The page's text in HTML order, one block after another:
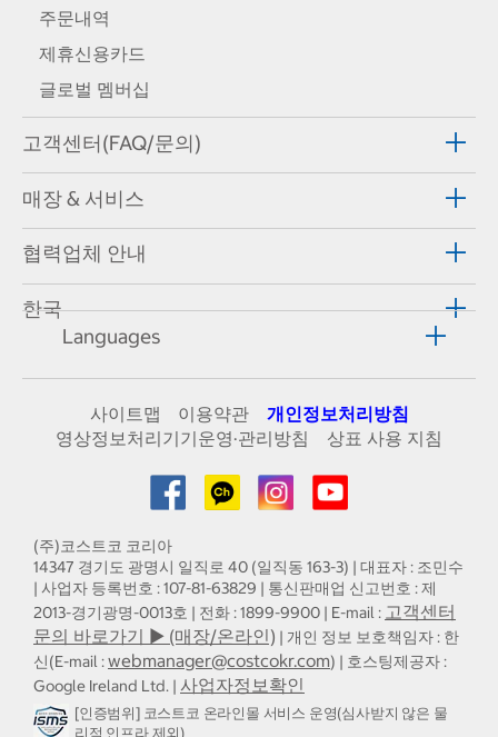
주문내역
제휴신용카드
글로벌 멤버십
고객센터(FAQ/문의)
매장 & 서비스
협력업체 안내
한국
Languages
사이트맵 이용약관
개인정보처리방침
영상정보처리기기운영·관리방침
상표 사용 지침
(주)코스트코 코리아
14347 경기도 광명시 일직로 40 (일직동 163-3) | 대표자 : 조민수
| 사업자 등록번호 : 107-81-63829 | 통신판매업 신고번호 : 제
2013-경기광명-0013호 | 전화 : 1899-9900 | E-mail : 고객센터
문의 바로가기 ▶ (매장/온라인) | 개인 정보 보호책임자 : 한
신(E-mail :webmanager@costcokr.com) | 호스팅제공자 :
Google Ireland Ltd. | 사업자정보확인
[인증범위] 코스트코 온라인몰 서비스 운영(심사받지 않은 물
리적 인프라 제외)